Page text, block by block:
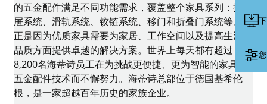
的五金配件满足不同功能需求，覆盖整个家具系列：抽
屉系统、滑轨系统、铰链系统、移门和折叠门系统等。
正是因为优质家具需要为家居、工作空间以及提高生活
品质方面提供卓越的解决方案。世界上每天都有超过
8,200名海蒂诗员工在为挑战更便捷、更为智能的家具
五金配件技术而不懈努力。海蒂诗总部位于德国基希伦
根，是一家超越百年历史的家族企业。